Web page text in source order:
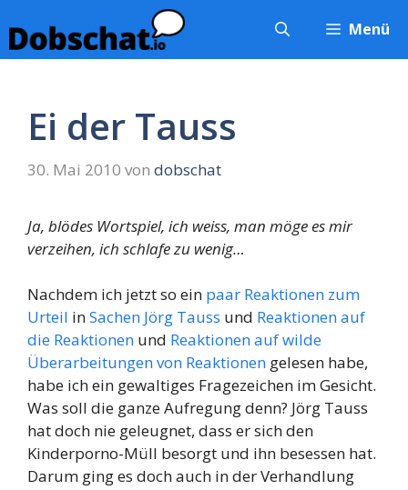
Inhalt
springen
Menü
Ei der Tauss
30. Mai 2010 von dobschat
Ja, blödes Wortspiel, ich weiss, man möge es mir
verzeihen, ich schlafe zu wenig…
Nachdem ich jetzt so ein paar Reaktionen zum
Urteil inSachen Jörg Tauss und Reaktionen auf
die Reaktionen und Reaktionen auf wilde
Überarbeitungen von Reaktionen gelesen habe,
habe ich ein gewaltiges Fragezeichen im Gesicht.
Was soll die ganze Aufregung denn? Jörg Tauss
hat doch nie geleugnet, dass er sich den
Kinderporno-Müll besorgt und ihn besessen hat.
Darum ging es doch auch in der Verhandlung